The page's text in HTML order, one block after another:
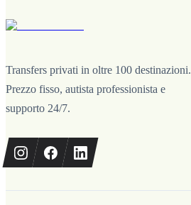
Transfers privati in oltre 100 destinazioni.
Prezzo fisso, autista professionista e
supporto 24/7.